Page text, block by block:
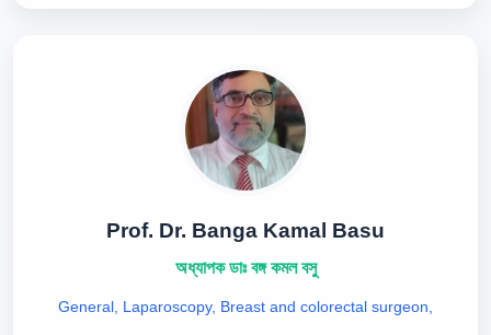
Prof. Dr. Banga Kamal Basu
অধ্যাপক ডাঃ বঙ্গ কমল বসু
General, Laparoscopy, Breast and colorectal surgeon,